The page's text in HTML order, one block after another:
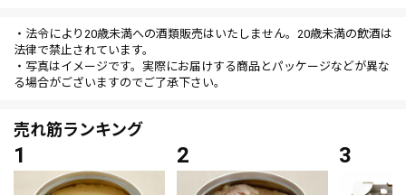
・法令により20歳未満への酒類販売はいたしません。20歳未満の飲酒は
法律で禁止されています。
・写真はイメージです。実際にお届けする商品とパッケージなどが異な
る場合がございますのでご了承下さい。
売れ筋ランキング